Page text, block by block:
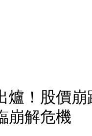
爐！股價
崩解危機